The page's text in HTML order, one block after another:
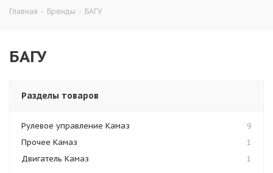
Главная - Бренды - БАГУ
БАГУ
Разделы товаров
Рулевое управление Камаз
9
Прочее Камаз
1
Двигатель Камаз
1